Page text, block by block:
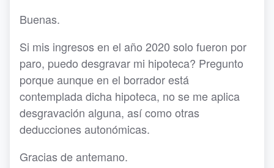
Buenas.
Si mis ingresos en el año 2020 solo fueron por
paro, puedo desgravar mi hipoteca? Pregunto
porque aunque en el borrador está
contemplada dicha hipoteca, no se me aplica
desgravación alguna, así como otras
deducciones autonómicas.
Gracias de antemano.